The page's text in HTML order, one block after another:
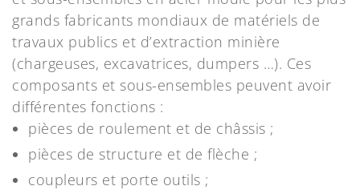
grands fabricants mondiaux de matériels de
travaux publics et d’extraction minière
(chargeuses, excavatrices, dumpers …). Ces
composants et sous-ensembles peuvent avoir
différentes fonctions :
pièces de roulement et de châssis ;
pièces de structure et de flèche ;
coupleurs et porte outils ;